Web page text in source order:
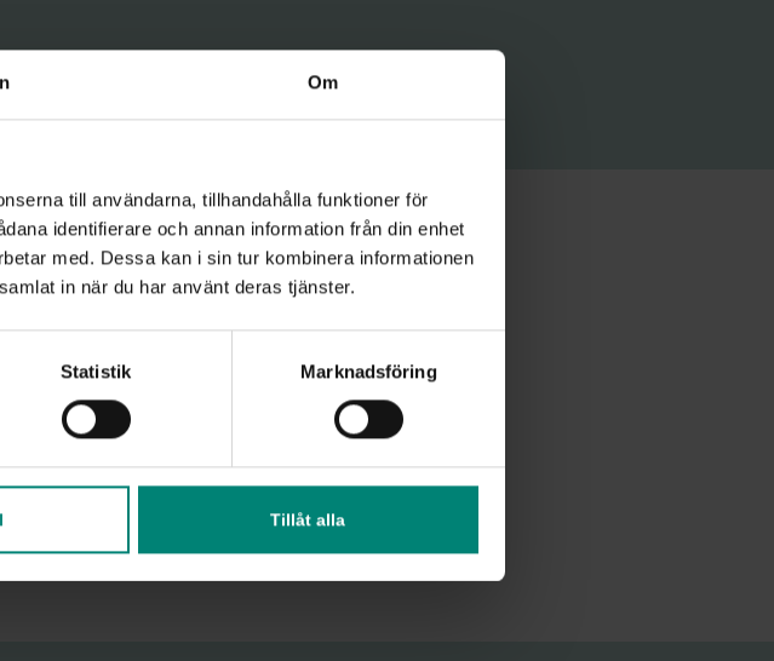
Om
till användarna, tillhandahålla funktioner för
identifierare och annan information från din enhet
med. Dessa kan i sin tur kombinera informationen
in när du har använt deras tjänster.
Statistik Marknadsföring
Tillåt alla